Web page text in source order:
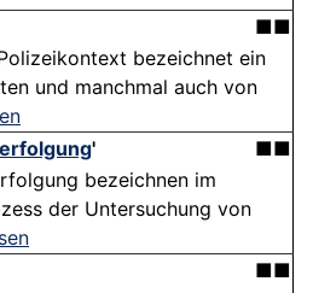
■■
bezeichnet ein
und manchmal auch von
'
■■
bezeichnen im
der Untersuchung von
■■